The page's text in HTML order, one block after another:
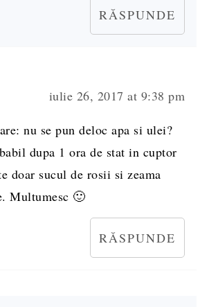
RĂSPUNDE
iulie 26, 2017 at 9:38 pm
nu se pun deloc apa si ulei?
dupa 1 ora de stat in cuptor
doar sucul de rosii si zeama
Multumesc 🙂
RĂSPUNDE